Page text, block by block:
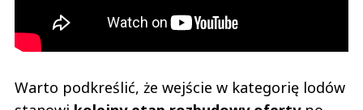
Warto podkreślić, że wejście w kategorię lodów